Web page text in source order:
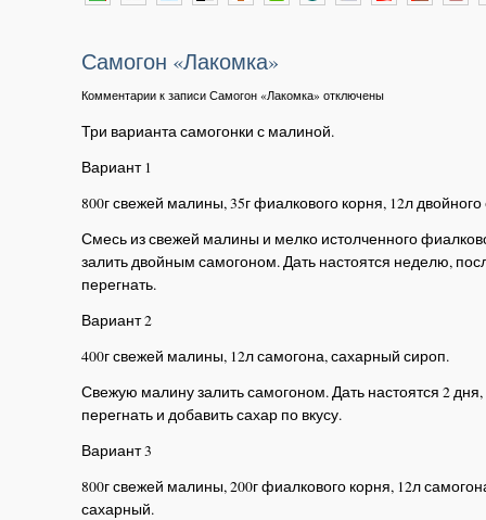
Самогон «Лакомка»
Комментарии к записи Самогон «Лакомка» отключены
Три варианта самогонки с малиной.
Вариант 1
800г свежей малины, 35г фиалкового корня, 12л
Смесь из свежей малины и мелко истолченного
залить двойным самогоном. Дать настоятся неделю,
перегнать.
Вариант 2
400г свежей малины, 12л самогона, сахарный сироп.
Свежую малину залить самогоном. Дать настоятся 2 дня,
перегнать и добавить сахар по вкусу.
Вариант 3
800г свежей малины, 200г фиалкового корня, 12л
сахарный.